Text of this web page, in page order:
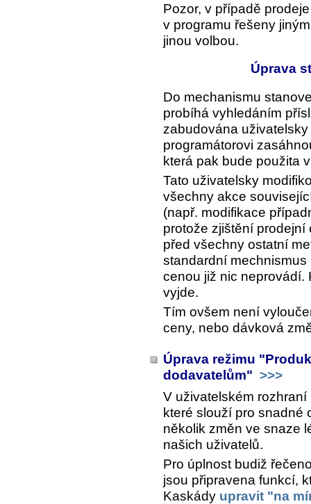
Pozor, v případě
v programu řešeny
jinou volbou.
Úprava
Do mechanismu
probíhá vyhledáním
zabudována
programátorovi
která pak bude použita
Tato uživatelsky
všechny akce
(např. modifikace
protože zjištění
před všechny ostatní
standardní
cenou již nic neprovádí.
vyjde.
Tím ovšem není
ceny, nebo dávková
Úprava režimu
dodavatelům" >>>
V uživatelském rozhraní
které slouží pro snadné
několik změn ve snaze
našich uživatelů.
Pro úplnost budiž
jsou připravena funkcí,
Kaskády upravit "na